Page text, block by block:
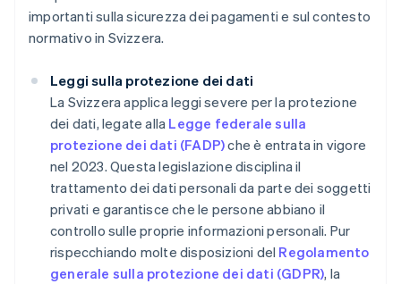
importanti sulla sicurezza dei pagamenti e sul contesto
normativo in Svizzera.
Leggi sulla protezione dei dati
La Svizzera applica leggi severe per la protezione
dei dati, legate alla Legge federale sulla
protezione dei dati (FADP)che è entrata in vigore
nel 2023. Questa legislazione disciplina il
trattamento dei dati personali da parte dei soggetti
privati e garantisce che le persone abbiano il
controllo sulle proprie informazioni personali. Pur
rispecchiando molte disposizioni del Regolamento
generale sulla protezione dei dati (GDPR), la